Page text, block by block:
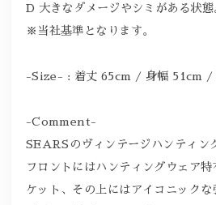
D 大きなダメージやシミがある状態
※当社基準となります。
-Size- : 着丈 65cm / 身幅 51cm /
-Comment-
SEARSのヴィンテージハンティン
フロントにはハンティングウェア
ケット、その上にはアイコニック